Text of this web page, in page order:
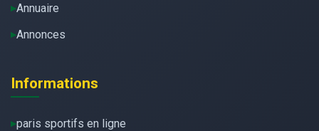
Annuaire
Annonces
Informations
paris sportifs en ligne